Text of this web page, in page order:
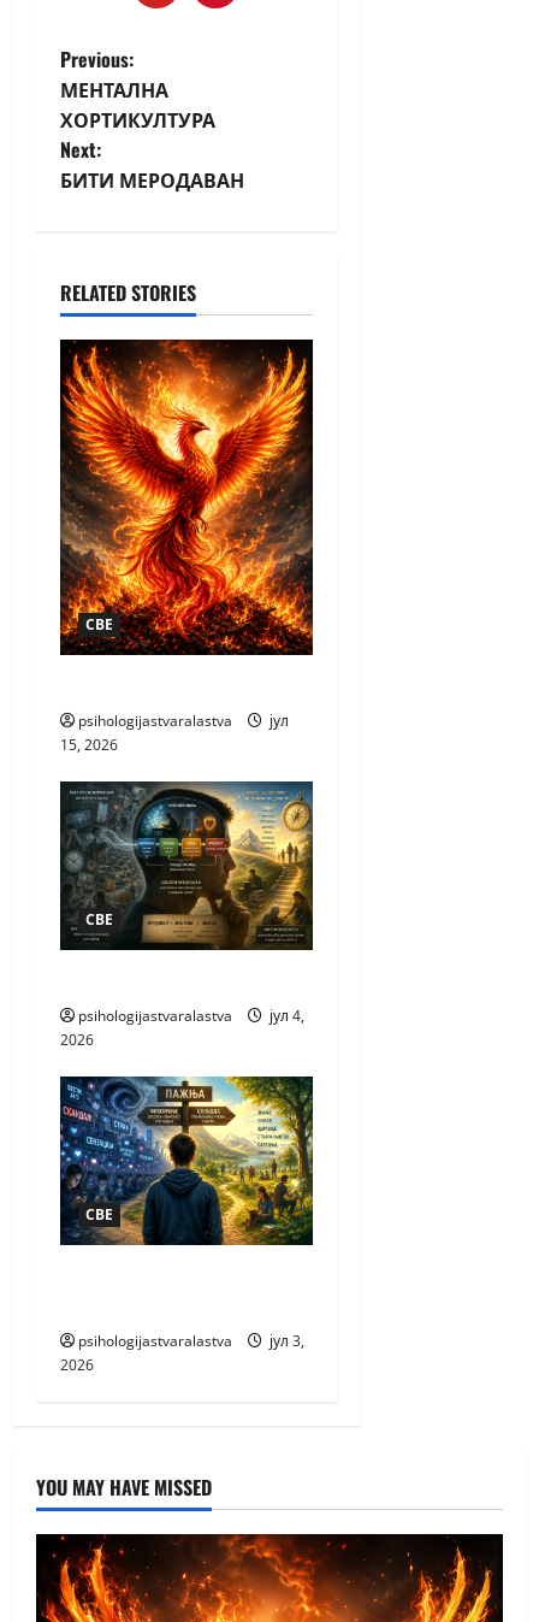
Previous:
МЕНТАЛНА
ХОРТИКУЛТУРА
Next:
БИТИ МЕРОДАВАН
RELATED STORIES
СВЕ
psihologijastvaralastva
јул
15, 2026
СВЕ
psihologijastvaralastva
јул 4,
2026
СВЕ
psihologijastvaralastva
јул 3,
2026
YOU MAY HAVE MISSED